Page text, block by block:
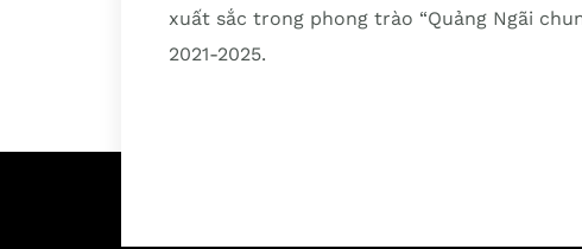
xuất sắc trong phong trào “Quảng Ngãi
2021-2025.